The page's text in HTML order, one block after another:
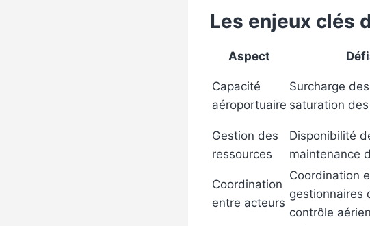
Les enjeux clés
Aspect
Capacité
aéroportuaire
Surcharge
saturation
Gestion des
ressources
Disponibilité
maintenance
Coordination
entre acteurs
Coordination
gestionnaires
contrôle aérien